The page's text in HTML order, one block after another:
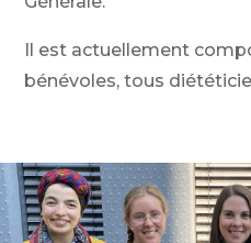
Il est actuellement
bénévoles, tous